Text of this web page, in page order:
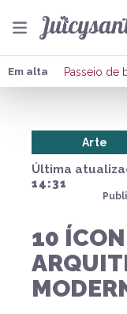
Em alta Passeio de
Última
14:31
Arte
10